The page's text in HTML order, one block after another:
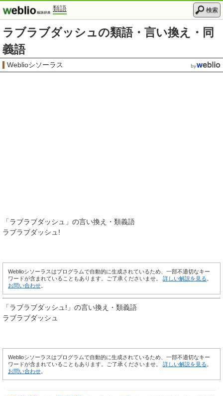
類語 検索
ラブラブダッシュの類語・言い換え・同
義語
Weblioシソーラス
「ラブラブダッシュ 」の言い換え・類義語
ラブラブダッシュ!
Weblioシソーラスはプログラムで自動的に生成されているため、一部不適切なキー
ワードが含まれていることもあります。ご了承くださいませ。 詳しい解説を見る
お問い合わせ
「ラブラブダッシュ! 」の言い換え・類義語
ラブラブダッシュ
Weblioシソーラスはプログラムで自動的に生成されているため、一部不適切なキー
ワードが含まれていることもあります。ご了承くださいませ。 詳しい解説を見る
お問い合わせ